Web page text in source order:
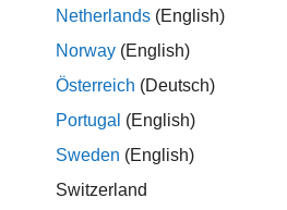
は、ファイルからテキスト データ
Web サイトからテキスト データを
Netherlands (English)
Norway (English)
Österreich (Deutsch)
Portugal (English)
Sweden (English)
Switzerland